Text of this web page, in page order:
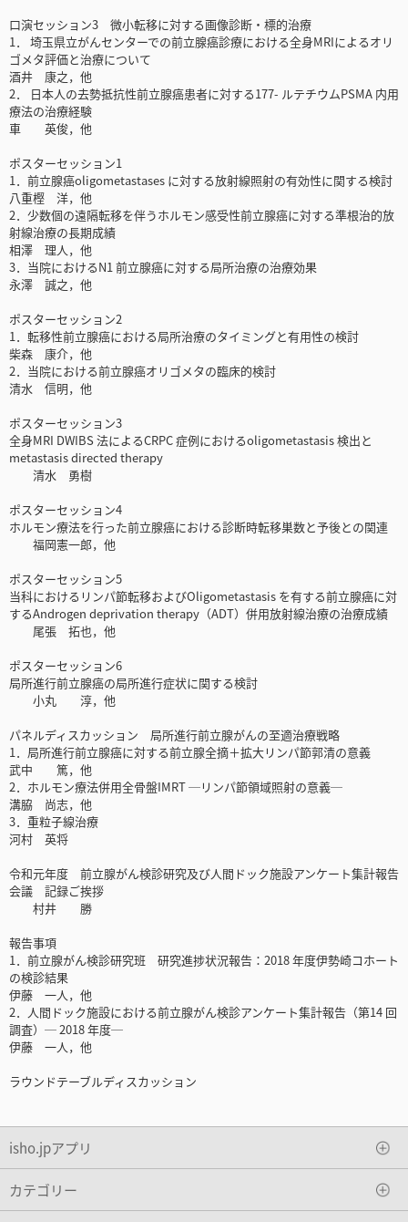
口演セッション3 微小転移に対する画像診断・標的治療
1． 埼玉県立がんセンターでの前立腺癌診療における全身MRIによるオリ
ゴメタ評価と治療について
酒井 康之，他
2． 日本人の去勢抵抗性前立腺癌患者に対する177- ルテチウムPSMA 内用
療法の治療経験
車 英俊，他
ポスターセッション1
1．前立腺癌oligometastases に対する放射線照射の有効性に関する検討
八重樫 洋，他
2．少数個の遠隔転移を伴うホルモン感受性前立腺癌に対する準根治的放
射線治療の長期成績
相澤 理人，他
3．当院におけるN1 前立腺癌に対する局所治療の治療効果
永澤 誠之，他
ポスターセッション2
1．転移性前立腺癌における局所治療のタイミングと有用性の検討
柴森 康介，他
2．当院における前立腺癌オリゴメタの臨床的検討
清水 信明，他
ポスターセッション3
全身MRI DWIBS 法によるCRPC 症例におけるoligometastasis 検出と
metastasis directed therapy
清水 勇樹
ポスターセッション4
ホルモン療法を行った前立腺癌における診断時転移巣数と予後との関連
福岡憲一郎，他
ポスターセッション5
当科におけるリンパ節転移およびOligometastasis を有する前立腺癌に対
するAndrogen deprivation therapy（ADT）併用放射線治療の治療成績
尾張 拓也，他
ポスターセッション6
局所進行前立腺癌の局所進行症状に関する検討
小丸 淳，他
パネルディスカッション 局所進行前立腺がんの至適治療戦略
1．局所進行前立腺癌に対する前立腺全摘＋拡大リンパ節郭清の意義
武中 篤，他
2．ホルモン療法併用全骨盤IMRT ─リンパ節領域照射の意義─
溝脇 尚志，他
3．重粒子線治療
河村 英将
令和元年度 前立腺がん検診研究及び人間ドック施設アンケート集計報告
会議 記録ご挨拶
村井 勝
報告事項
1．前立腺がん検診研究班 研究進捗状況報告：2018 年度伊勢崎コホート
の検診結果
伊藤 一人，他
2．人間ドック施設における前立腺がん検診アンケート集計報告（第14 回
調査）─ 2018 年度─
伊藤 一人，他
ラウンドテーブルディスカッション
isho.jpアプリ
カテゴリー